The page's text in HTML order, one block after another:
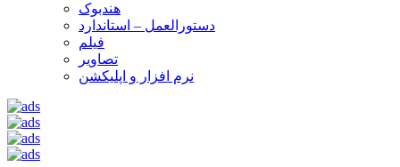
هندبوک
دستورالعمل – استاندارد
فیلم
تصاویر
نرم افزار و اپلیکشن